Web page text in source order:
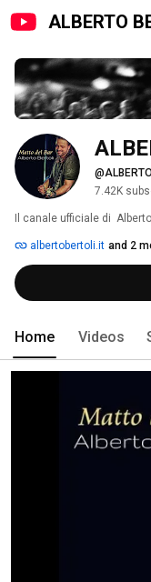
ALBERTO
7.42K
Il canale ufficiale di
albertobertoli.it and 2
Home Videos